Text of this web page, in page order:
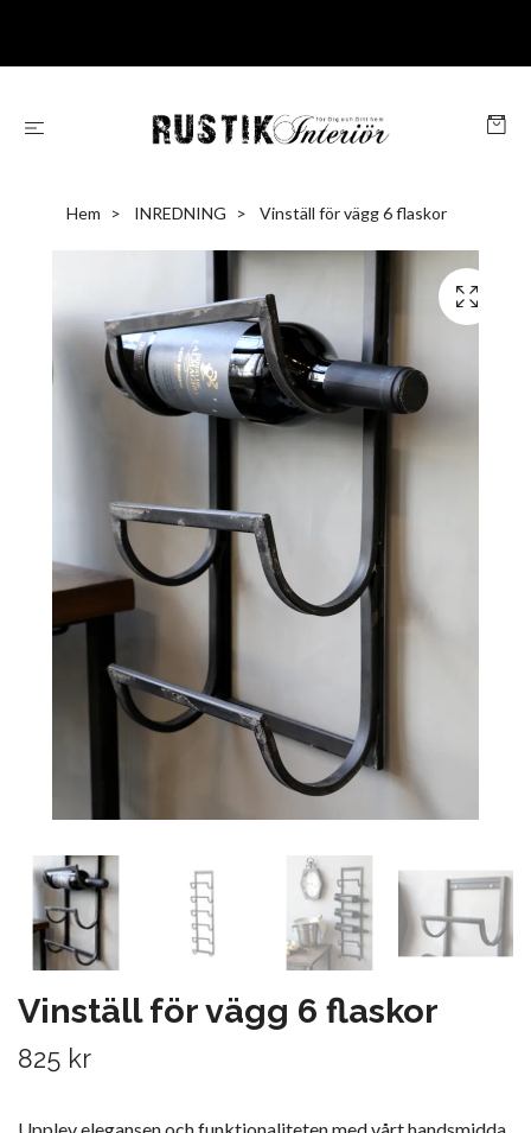
Hem INREDNING Vinställ för vägg 6 flaskor
Vinställ för vägg 6 flaskor
825 kr